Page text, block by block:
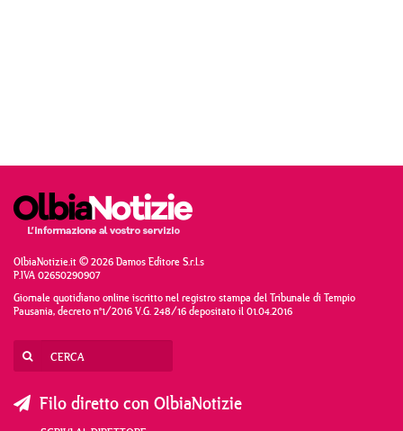
OlbiaNotizie.it © 2026 Damos Editore S.r.l.s
P.IVA 02650290907
Giornale quotidiano online iscritto nel registro stampa del Tribunale di Tempio
Pausania, decreto n°1/2016 V.G. 248/16 depositato il 01.04.2016
Filo diretto con OlbiaNotizie